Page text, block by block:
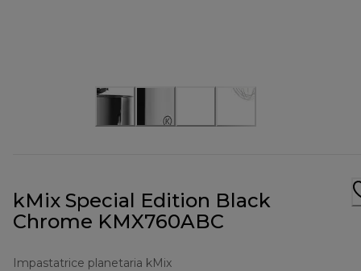
kMix Special Edition Black
Chrome KMX760ABC
Impastatrice planetaria kMix